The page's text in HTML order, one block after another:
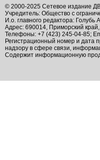
© 2000-2025 Сетевое издание
Учредитель: Общество с
И.о. главного редактора: Голубь
Адрес: 690014, Приморский
Телефоны: +7 (423) 245-04-85;
Регистрационный номер и дата
надзору в сфере связи,
Содержит информационную